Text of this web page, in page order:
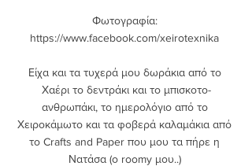
Φωτογραφία:
https://www.facebook.com/xeirotexnika
Είχα και τα τυχερά μου δωράκια από το
Χαέρι το δεντράκι και το μπισκοτο-
ανθρωπάκι, το ημερολόγιο από το
Χειροκάμωτο και τα φοβερά καλαμάκια από
το Crafts and Paper που μου τα πήρε η
Νατάσα (ο roomy μου..)